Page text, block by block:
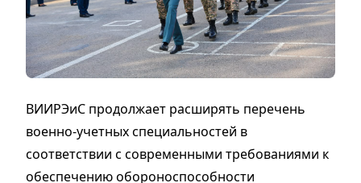
ВИИРЭиС продолжает расширять перечень
военно-учетных специальностей в
соответствии с современными требованиями к
обеспечению обороноспособности